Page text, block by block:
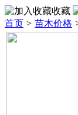
收藏
首页 > 苗木价格